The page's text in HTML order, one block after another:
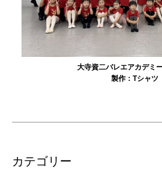
大寺資二バレエアカデミ
製作： Tシャツ
カテゴリー